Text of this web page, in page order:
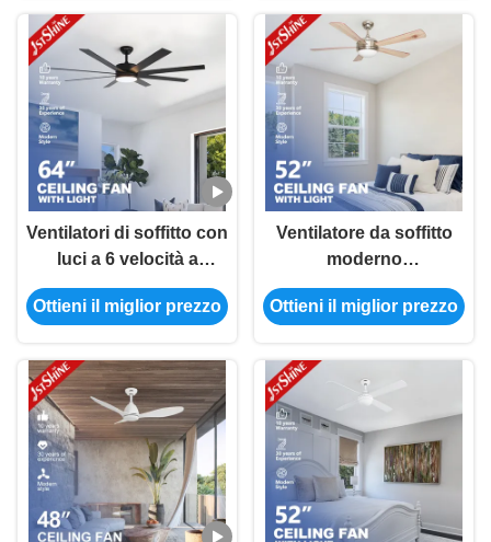
motore a corrente
alternata 3-Speed
Ventilatori di soffitto con
luci a 6 velocità a
controllo remoto
Ottieni il miglior prezzo
Ventilatore da soffitto
moderno
telecomandato dell'OEM
LED con le 5 pale
Ottieni il miglior prezzo